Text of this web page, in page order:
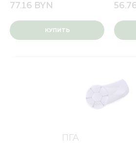
77.16 BYN
КУПИТЬ
ПГА